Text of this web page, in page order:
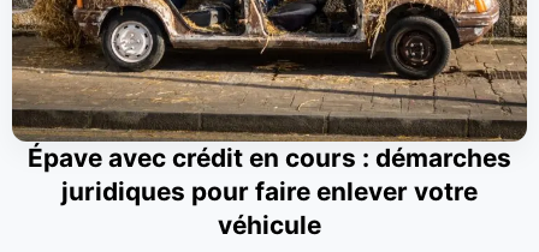
Épave avec crédit en cours : démarches
juridiques pour faire enlever votre
véhicule